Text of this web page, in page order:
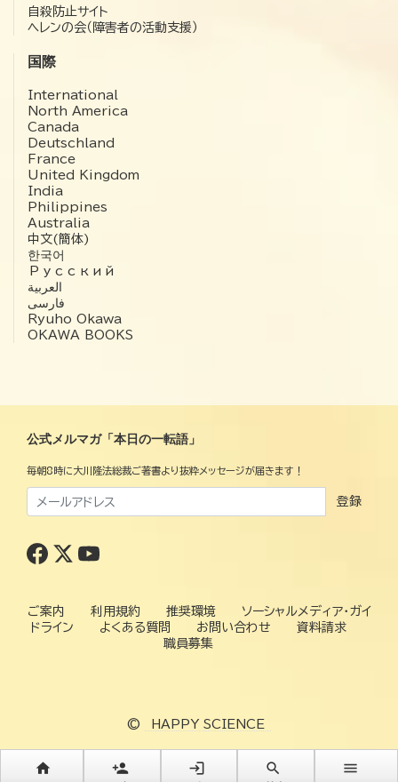
自殺防止サイト
ヘレンの会（障害者の活動支援）
国際
International
North America
Canada
Deutschland
France
United Kingdom
India
Philippines
Australia
中文(簡体)
한국어
Русский
العربية‏
فارسی
Ryuho Okawa
OKAWA BOOKS
公式メルマガ「本日の一転語」
毎朝8時に大川隆法総裁ご著書より抜粋メッセージが届きます！
登録
ご案内 利用規約 推奨環境
ソーシャルメディア・ガイ
ドライン
よくある質問 お問い合わせ
資料請求
職員募集
© HAPPY SCIENCE
home person_add login search menu